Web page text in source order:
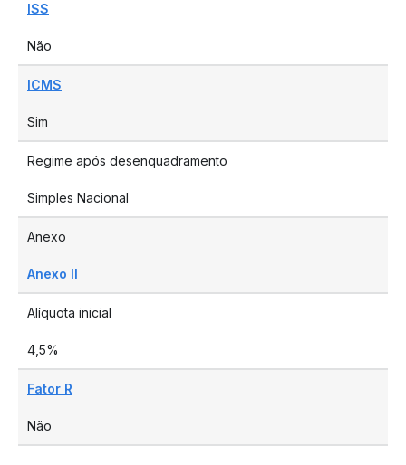
ISS
Não
ICMS
Sim
Regime após desenquadramento
Simples Nacional
Anexo
Anexo II
Alíquota inicial
4,5%
Fator R
Não